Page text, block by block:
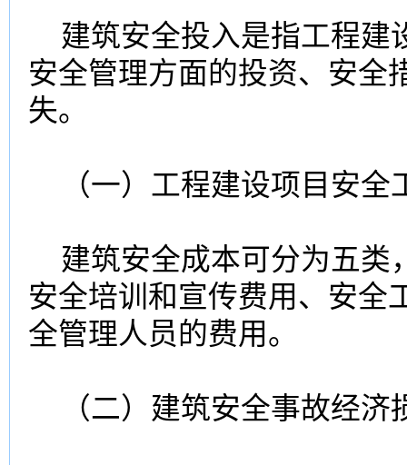
建筑安全投入是指工程建
安全管理方面的投资、安全
失。
（一）工程建设项目安全
建筑安全成本可分为五类
安全培训和宣传费用、安全
全管理人员的费用。
（二）建筑安全事故经济